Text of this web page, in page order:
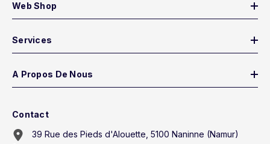
Web Shop
Services
A Propos De Nous
Contact
39 Rue des Pieds d'Alouette, 5100 Naninne (Namur)